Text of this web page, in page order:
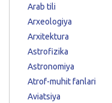
Arab tili
Arxeologiya
Arxitektura
Astrofizika
Astronomiya
Atrof-muhit fanlari
Aviatsiya